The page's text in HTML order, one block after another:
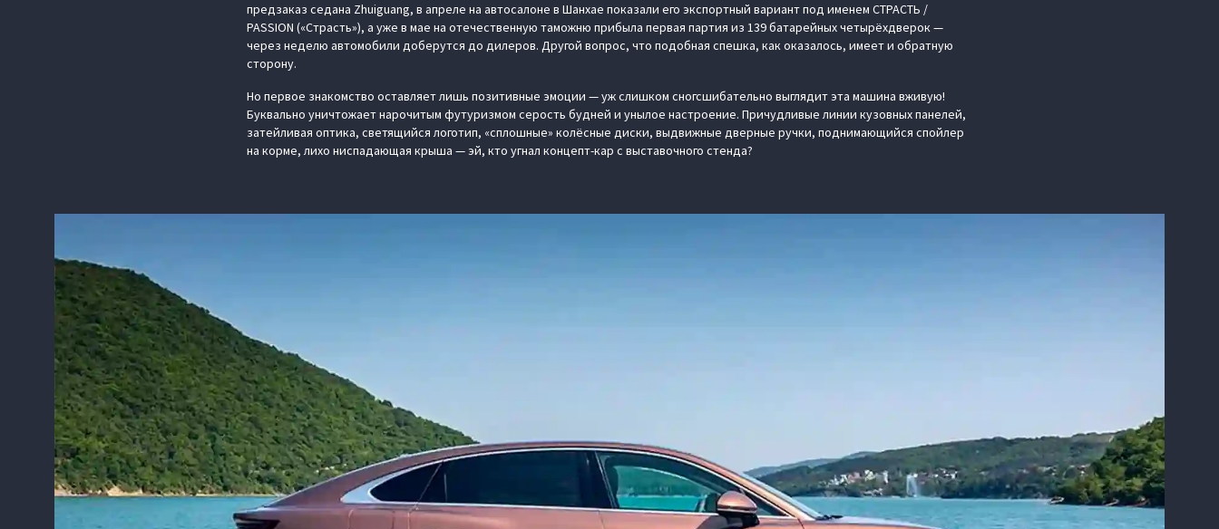
предзаказ седана Zhuiguang, в апреле на автосалоне в Шанхае показали его экспортный вариант под именем СТРАСТЬ /
PASSION («Страсть»), а уже в мае на отечественную таможню прибыла первая партия из 139 батарейных четырёхдверок —
через неделю автомобили доберутся до дилеров. Другой вопрос, что подобная спешка, как оказалось, имеет и обратную
сторону.
Но первое знакомство оставляет лишь позитивные эмоции — уж слишком сногсшибательно выглядит эта машина вживую!
Буквально уничтожает нарочитым футуризмом серость будней и унылое настроение. Причудливые линии кузовных панелей,
затейливая оптика, светящийся логотип, «сплошные» колёсные диски, выдвижные дверные ручки, поднимающийся спойлер
на корме, лихо ниспадающая крыша — эй, кто угнал концепт-кар с выставочного стенда?